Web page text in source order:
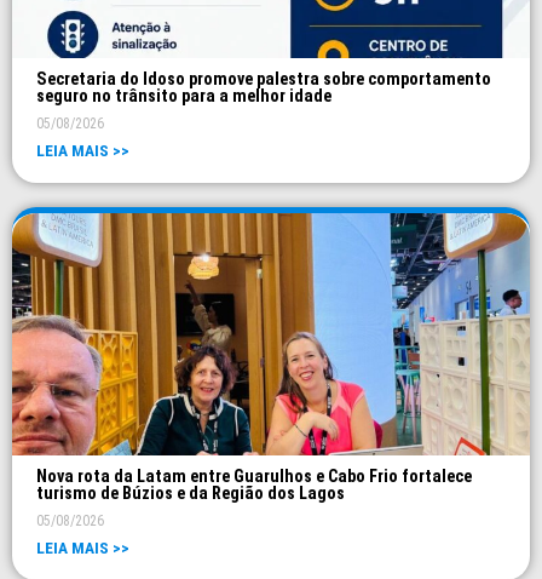
Secretaria do Idoso promove palestra sobre comportamento
seguro no trânsito para a melhor idade
05/08/2026
LEIA MAIS >>
Nova rota da Latam entre Guarulhos e Cabo Frio fortalece
turismo de Búzios e da Região dos Lagos
05/08/2026
LEIA MAIS >>